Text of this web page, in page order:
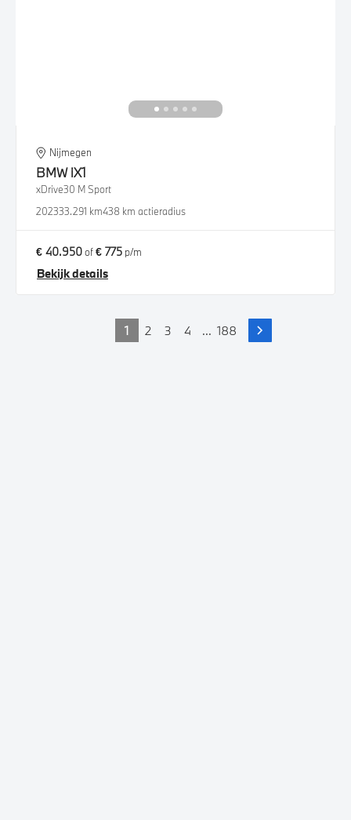
Nijmegen
BMW iX1
xDrive30 M Sport
202333.291 km438 km actieradius
€ 40.950of€ 775 p/m
Bekijk details
1 2 3 4 ... 188